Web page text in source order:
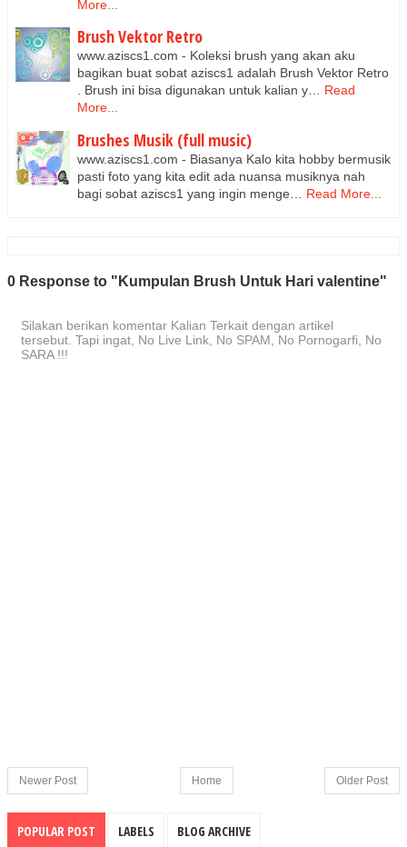
More...
Brush Vektor Retro
www.aziscs1.com - Koleksi brush yang akan aku
bagikan buat sobat aziscs1 adalah Brush Vektor Retro
. Brush ini bisa digunakan untuk kalian y…
Read
More...
Brushes Musik (full music)
www.aziscs1.com - Biasanya Kalo kita hobby bermusik
pasti foto yang kita edit ada nuansa musiknya nah
bagi sobat aziscs1 yang ingin menge…
Read More...
0 Response to "Kumpulan Brush Untuk Hari valentine"
Silakan berikan komentar Kalian Terkait dengan artikel
tersebut. Tapi ingat, No Live Link, No SPAM, No Pornogarfi, No
SARA !!!
Newer Post Older Post
Home
POPULAR POST LABELS BLOG ARCHIVE